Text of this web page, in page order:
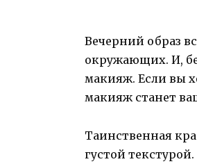
Вечерний образ
окружающих. И,
макияж. Если вы
макияж станет
Таинственная
густой